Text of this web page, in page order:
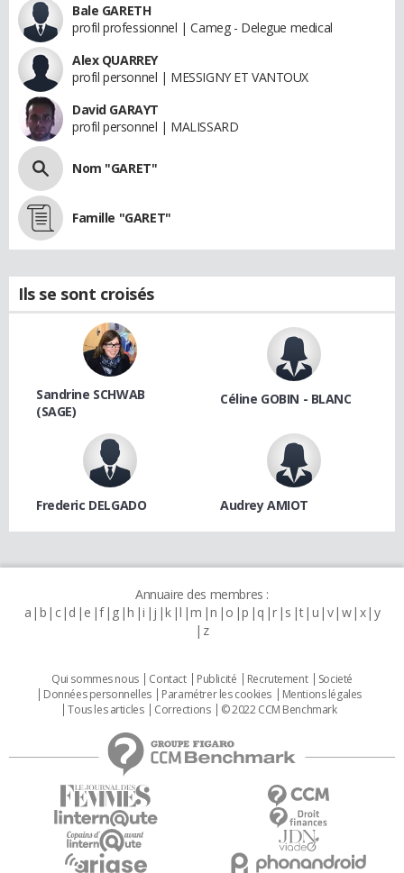
Bale GARETH
profil professionnel | Cameg - Delegue medical
Alex QUARREY
profil personnel | MESSIGNY ET VANTOUX
David GARAYT
profil personnel | MALISSARD
Nom "GARET"
Famille "GARET"
Ils se sont croisés
Sandrine SCHWAB
(SAGE)
Céline GOBIN - BLANC
Frederic DELGADO Audrey AMIOT
Annuaire des membres :
a b c d e f g h i j k l m n o p q r s t u v w x y
z
Qui sommes nous Contact Publicité Recrutement
Societé
Données personnelles
Paramétrer les cookies
Mentions légales
Tous les articles
Corrections © 2022 CCM Benchmark